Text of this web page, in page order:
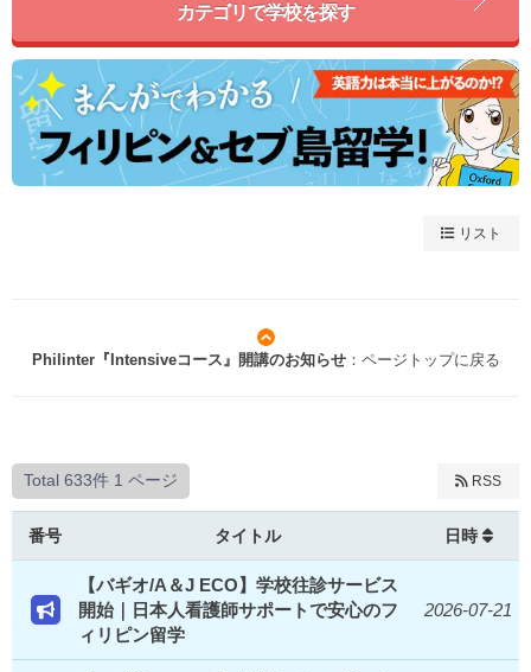
カテゴリで学校を探す
リスト
Philinter『Intensiveコース』開講のお知らせ：ページトップに戻る
Total 633件 1 ページ RSS
番号 タイトル 日時
【バギオ/A＆J ECO】学校往診サービス
開始｜日本人看護師サポートで安心のフ
ィリピン留学
2026-07-21